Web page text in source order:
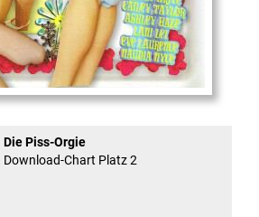
Die Piss-Orgie
Download-Chart Platz 2